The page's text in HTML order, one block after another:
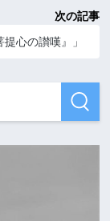
次の記事
心の讃嘆』」